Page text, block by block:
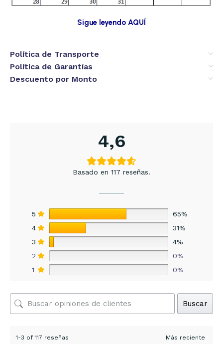
Sigue leyendo AQUÍ
Política de Transporte
Política de Garantías
Descuento por Monto
4,6
Basado en 117 reseñas.
5
65%
4
31%
3
4%
2
0%
1
0%
Buscar
1-3 of 117 reseñas